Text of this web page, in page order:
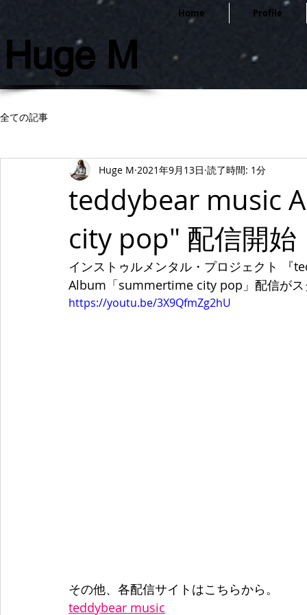
Home Profile
Huge M
全ての記事
teddybear music
city pop" 配信開始
Huge M 2021年9月13日 読了時間: 1分
インストゥルメンタル・プロジェクト 『
Album「summertime city pop」配信がス
https://youtu.be/3X9QfmZg2hU
その他、各配信サイトはこちらから。
teddybear music